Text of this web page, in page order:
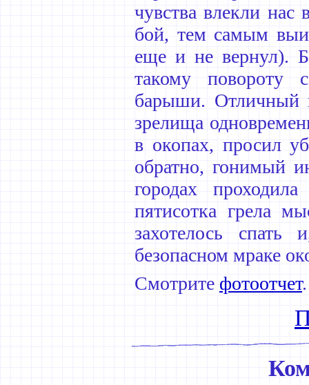
чувства влекли
бой, тем самым
еще и не вернул).
такому повороту
барыши. Отличный
зрелища
в окопах, просил
обратно, гонимый
городах
пятисотка грела
захотелось
безопасном мраке
Смотрите фотоотчет.